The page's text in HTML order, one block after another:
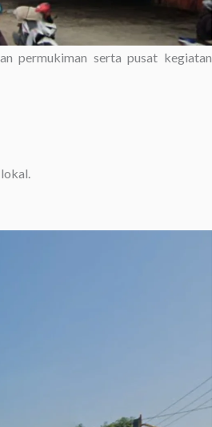
permukiman serta pusat kegiatan